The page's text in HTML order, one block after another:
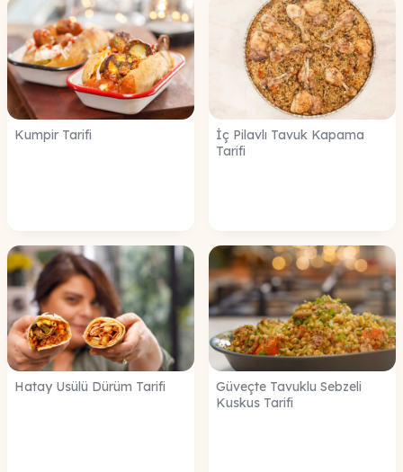
Kumpir Tarifi
İç Pilavlı Tavuk Kapama
Tarifi
Hatay Usülü Dürüm Tarifi
Güveçte Tavuklu Sebzeli
Kuskus Tarifi